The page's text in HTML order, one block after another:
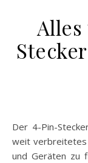
Der 4-Pin-Stecker ist in der modernen Elektrotechnik ein
weit verbreitetes
und Geräten zu